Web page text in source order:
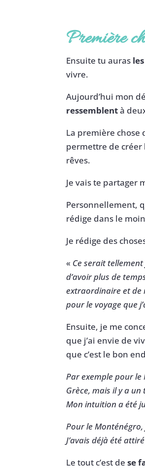
Première
Ensuite tu auras
vivre.
Aujourd’hui mon
ressemblentà
La première chose
permettre de créer
rêves.
Je vais te partager
Personnellement,
rédige dans le
Je rédige des
« Ce serait
d’avoir plus de
extraordinaire et de
pour le voyage que
Ensuite, je me
que j’ai envie de
que c’est le bon
Par exemple pour le
Grèce, mais il y a
Mon intuition a été
Pour le
J’avais déjà été
Le tout c’est dese